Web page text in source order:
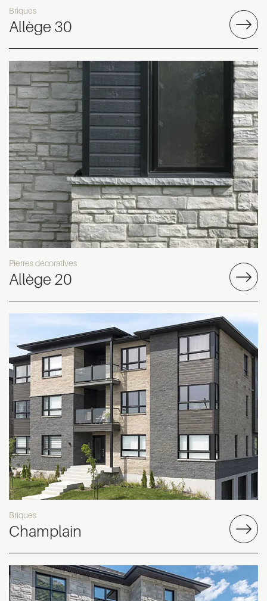
Briques
Allège 30
Pierres décoratives
Allège 20
Briques
Champlain